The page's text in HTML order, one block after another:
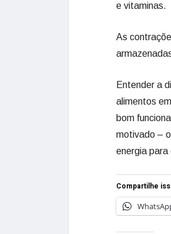
e vitaminas.
As
Entender a
alimentos
bom
motivado –
energia para
Compartilhe